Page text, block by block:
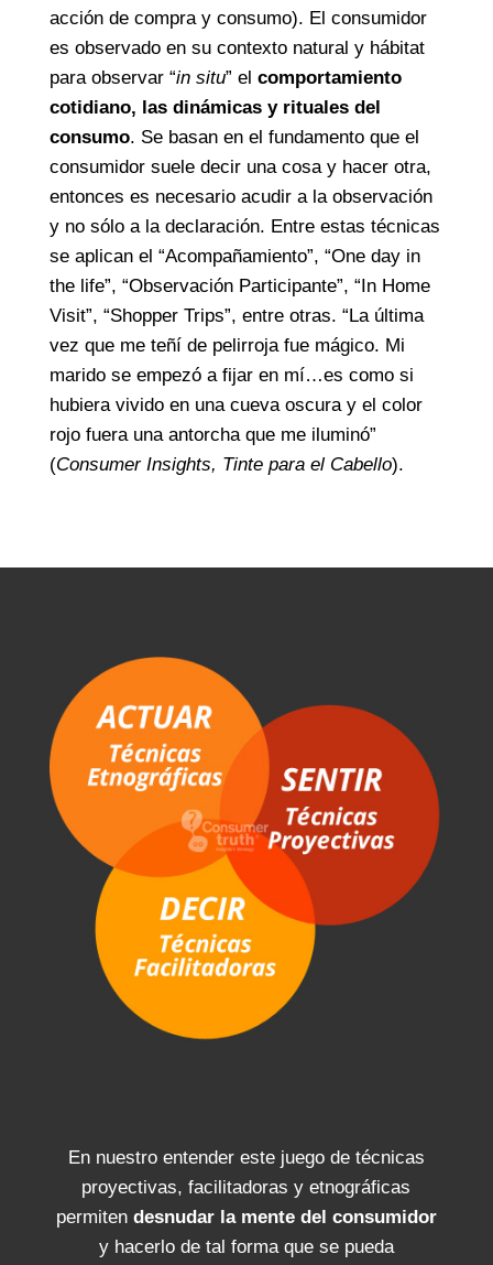
acción de compra y consumo). El consumidor
es observado en su contexto natural y hábitat
para observar “in situ” el comportamiento
cotidiano, las dinámicas y rituales del
consumo. Se basan en el fundamento que el
consumidor suele decir una cosa y hacer otra,
entonces es necesario acudir a la observación
y no sólo a la declaración. Entre estas técnicas
se aplican el “Acompañamiento”, “One day in
the life”, “Observación Participante”, “In Home
Visit”, “Shopper Trips”, entre otras. “La última
vez que me teñí de pelirroja fue mágico. Mi
marido se empezó a fijar en mí…es como si
hubiera vivido en una cueva oscura y el color
rojo fuera una antorcha que me iluminó”
(Consumer Insights, Tinte para el Cabello).
En nuestro entender este juego de técnicas
proyectivas, facilitadoras y etnográficas
permiten desnudar la mente del consumidor
y hacerlo de tal forma que se pueda